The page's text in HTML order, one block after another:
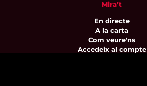
Mira’t
En directe
A la carta
Com veure'ns
Accedeix al compte